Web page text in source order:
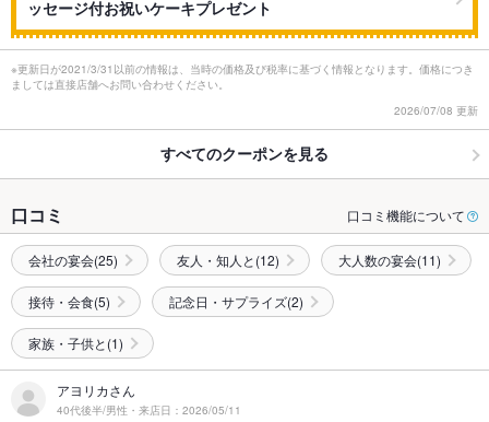
ッセージ付お祝いケーキプレゼント
※更新日が2021/3/31以前の情報は、当時の価格及び税率に基づく情報となります。価格につき
ましては直接店舗へお問い合わせください。
2026/07/08 更新
すべてのクーポンを見る
口コミ 口コミ機能について
会社の宴会(25) 友人・知人と(12) 大人数の宴会(11)
接待・会食(5) 記念日・サプライズ(2)
家族・子供と(1)
アヨリカさん
40代後半/男性・来店日：2026/05/11